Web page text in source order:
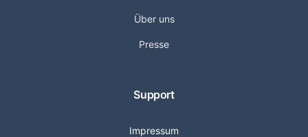
Über uns
Presse
Support
Impressum